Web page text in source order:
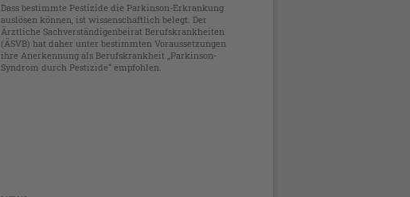
Dass bestimmte Pestizide die Parkinson-Erkrankung
auslösen können, ist wissenschaftlich belegt. Der
Ärztliche Sachverständigenbeirat Berufskrankheiten
(ÄSVB) hat daher unter bestimmten Voraussetzungen
ihre Anerkennung als Berufskrankheit „Parkinson-
Syndrom durch Pestizide“ empfohlen.